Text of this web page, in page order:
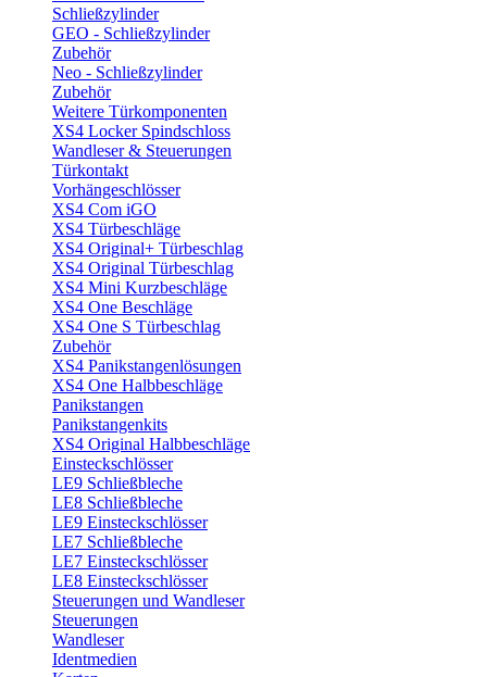
Schließzylinder
GEO - Schließzylinder
Zubehör
Neo - Schließzylinder
Zubehör
Weitere Türkomponenten
XS4 Locker Spindschloss
Wandleser & Steuerungen
Türkontakt
Vorhängeschlösser
XS4 Com iGO
XS4 Türbeschläge
XS4 Original+ Türbeschlag
XS4 Original Türbeschlag
XS4 Mini Kurzbeschläge
XS4 One Beschläge
XS4 One S Türbeschlag
Zubehör
XS4 Panikstangenlösungen
XS4 One Halbbeschläge
Panikstangen
Panikstangenkits
XS4 Original Halbbeschläge
Einsteckschlösser
LE9 Schließbleche
LE8 Schließbleche
LE9 Einsteckschlösser
LE7 Schließbleche
LE7 Einsteckschlösser
LE8 Einsteckschlösser
Steuerungen und Wandleser
Steuerungen
Wandleser
Identmedien